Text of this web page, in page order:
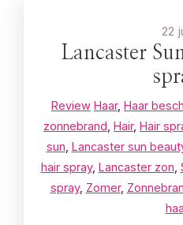
22
Lancaster
Review Haar, Haar
zonnebrand Hair, Hair
sun Lancaster sun
hair spray, Lancaster zon
spray, Zomer,